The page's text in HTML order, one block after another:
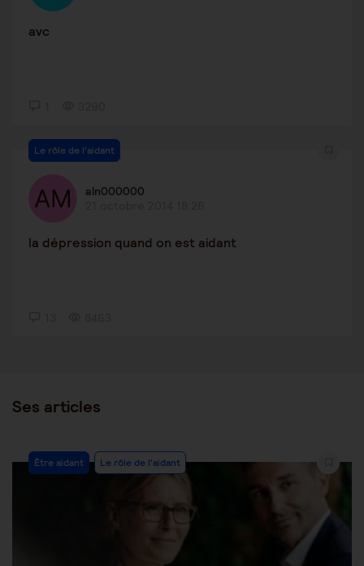
avc
Le rôle de l'aidant
aln000000
la dépression quand on est aidant
Ses articles
Post
Category:
Être aidant Le rôle de l'aidant